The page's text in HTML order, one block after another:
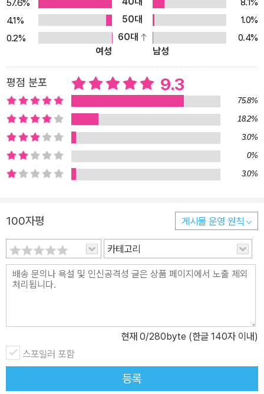
루할 틈 없이 다양하게 변주됩니다. 수수께끼 만들기나 동물 유래담
만들기 같은 창의적인 글쓰기, 짧은 시 짓기나 제시한 이야기 이어 쓰
기 같은 문학적인 글쓰기, 내 생각을 논리적으로 주장하고 다른 사람
을 설득하기 위한 글쓰기, 물건 사용법이나 요리법, 길 찾는 법 등 설
명하는 글쓰기, ‘무엇을 하려고 태어났을까?’ ‘배운다는 것은 뭘까?’
같은 철학적인 글쓰기, 명절·기념일·24절기 등 시기와 계절에 맞는
글쓰기, 편지 쓰기나 경험한 이야기 쓰기, 속담을 생활에 적용시켜 보
는 글쓰기……. 20년 넘도록 다양한 어린이 책을 써 온 동화 작가 채
인선 선생님의 비법을 전수받으며, 글쓰기에 대한 막연한 두려움을
없애고 쉽고 즐겁게 글을 쓸 수 있습니다. 3. 글쓰기 훈련은 생각하기
훈련! 다양한 주제의 글쓰기로 생각하는 힘을 길러요. 글을 쓸 때는 말
무도 힘들어하는 일기 쓰기를 대부분 교사들이 강요하는 까닭도 그
때문이지요. 스스로 날마다 하루 생활을 돌아보며 일기를 쓸 수 있다
면 더할 나위 없이 좋겠지만, 그것이 힘들다면 이 책의 도움을 받는 건
어떨까요? 이 책에 나오는 다양한 주제들로 글을 쓰다 보면 평소에
생각이 미치지 못했던 주제에 대해 깊이 생각해 볼 수 있고, 창의적인
천하는 작품을 감상하며 좋은 글에 대한 감각을 길러요. 이 책에는 모
두 31가지 ‘감상’ 작품이 들어 있습니다. 좋은 글을 쓰기 위해 필수적
인 조건은 바로 좋은 글을 많이 읽는 것입니다. 따라서 이 책에서는 한
달에 두세 번은 채인선 작가가 추천하는 국내외 여러 작가들의 시, 소
57.6%
8.1%
4.1%
50대
1.0%
0.2%
60대
0.4%
여성
남성
평점 분포 9.3
75.8%
18.2%
3.0%
0%
3.0%
100자평 게시물 운영 원칙
카테고리
현재 0/280byte (한글 140자 이내)
스포일러 포함
등록